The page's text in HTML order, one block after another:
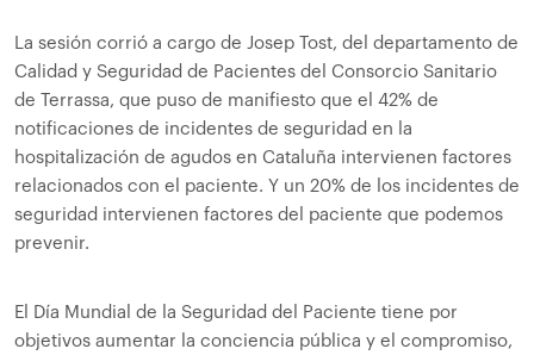
La sesión corrió a cargo de Josep Tost, del departamento de
Calidad y Seguridad de Pacientes del Consorcio Sanitario
de Terrassa, que puso de manifiesto que el 42% de
notificaciones de incidentes de seguridad en la
hospitalización de agudos en Cataluña intervienen factores
relacionados con el paciente. Y un 20% de los incidentes de
seguridad intervienen factores del paciente que podemos
prevenir.
El Día Mundial de la Seguridad del Paciente tiene por
objetivos aumentar la conciencia pública y el compromiso,